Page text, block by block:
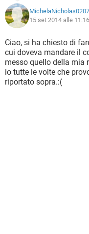
MichelaNicholas0207
15 set 2014 alle 11:16
Ciao, si ha chiesto di
cui doveva mandare il
messo quello della mia
io tutte le volte che
riportato sopra.:(